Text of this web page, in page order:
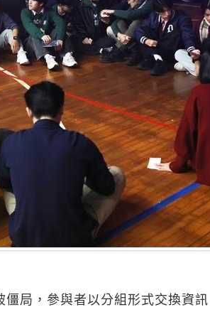
局，參與者以分組形式交換資